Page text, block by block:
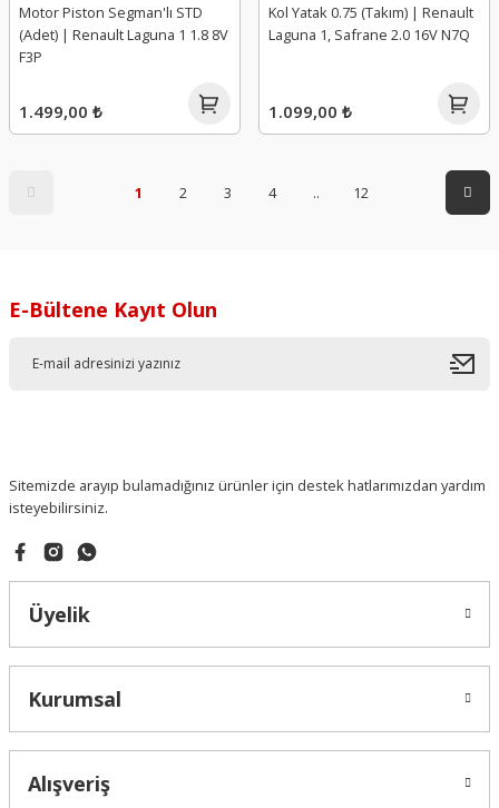
Motor Piston Segman'lı STD
(Adet) | Renault Laguna 1 1.8 8V
F3P
1.499,00 ₺
Kol Yatak 0.75 (Takım) | Renault
Laguna 1, Safrane 2.0 16V N7Q
1.099,00 ₺
1 2 3 4 .. 12
E-Bültene Kayıt Olun
Sitemizde arayıp bulamadığınız ürünler için destek hatlarımızdan yardım
isteyebilirsiniz.
Üyelik
Kurumsal
Alışveriş